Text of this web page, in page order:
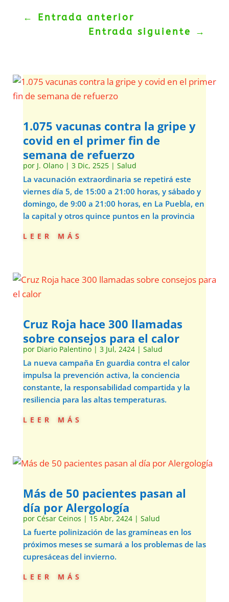
← Entrada anterior
Entrada siguiente
→
1.075 vacunas contra la gripe y
covid en el primer fin de
semana de refuerzo
por J. Olano| 3 Dic, 2525| Salud
La vacunación extraordinaria se repetirá este
viernes día 5, de 15:00 a 21:00 horas, y sábado y
domingo, de 9:00 a 21:00 horas, en La Puebla, en
la capital y otros quince puntos en la provincia
leer más
Cruz Roja hace 300 llamadas
sobre consejos para el calor
por Diario Palentino| 3 Jul, 2424| Salud
La nueva campaña En guardia contra el calor
impulsa la prevención activa, la conciencia
constante, la responsabilidad compartida y la
resiliencia para las altas temperaturas.
leer más
Más de 50 pacientes pasan al
día por Alergología
por César Ceinos | 15 Abr, 2424| Salud
La fuerte polinización de las gramíneas en los
próximos meses se sumará a los problemas de las
cupresáceas del invierno.
leer más